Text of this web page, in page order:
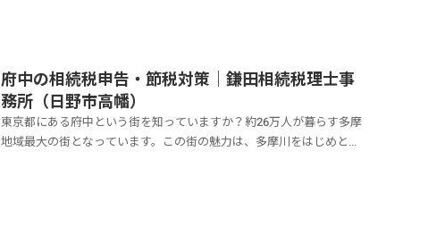
府中の相続税申告・節税対策｜鎌田相続税理士事
務所（日野市高幡）
東京都にある府中という街を知っていますか？約26万人が暮らす多摩
地域最大の街となっています。この街の魅力は、多摩川をはじめとす